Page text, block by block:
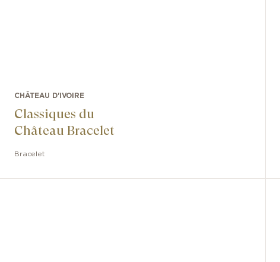
CHÂTEAU D'IVOIRE
Classiques du
Château Bracelet
Bracelet